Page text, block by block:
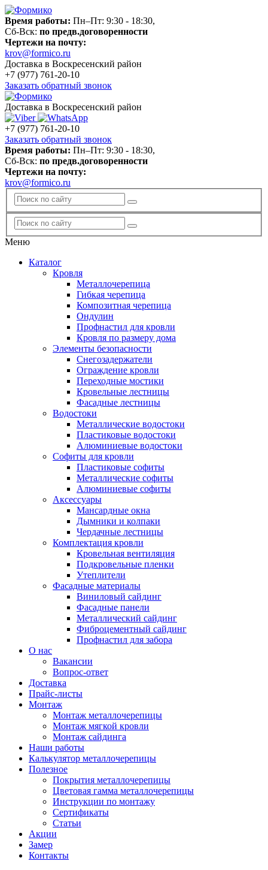
Время работы: Пн–Пт: 9:30 - 18:30,
Сб-Вск: по предв.договоренности
Чертежи на почту:
krov@formico.ru
Доставка в Воскресенский район
+7 (977) 761-20-10
Заказать обратный звонок
Доставка в Воскресенский район
+7 (977) 761-20-10
Заказать обратный звонок
Время работы: Пн–Пт: 9:30 - 18:30,
Сб-Вск: по предв.договоренности
Чертежи на почту:
krov@formico.ru
Меню
Каталог
Кровля
Металлочерепица
Гибкая черепица
Композитная черепица
Ондулин
Профнастил для кровли
Кровля по размеру дома
Элементы безопасности
Снегозадержатели
Ограждение кровли
Переходные мостики
Кровельные лестницы
Фасадные лестницы
Водостоки
Металлические водостоки
Пластиковые водостоки
Алюминиевые водостоки
Софиты для кровли
Пластиковые софиты
Металлические софиты
Алюминиевые софиты
Аксессуары
Мансардные окна
Дымники и колпаки
Чердачные лестницы
Комплектация кровли
Кровельная вентиляция
Подкровельные пленки
Утеплители
Фасадные материалы
Виниловый сайдинг
Фасадные панели
Металлический сайдинг
Фиброцементный сайдинг
Профнастил для забора
О нас
Вакансии
Вопрос-ответ
Доставка
Прайс-листы
Монтаж
Монтаж металлочерепицы
Монтаж мягкой кровли
Монтаж сайдинга
Наши работы
Калькулятор металлочерепицы
Полезное
Покрытия металлочерепицы
Цветовая гамма металлочерепицы
Инструкции по монтажу
Сертификаты
Статьи
Акции
Замер
Контакты